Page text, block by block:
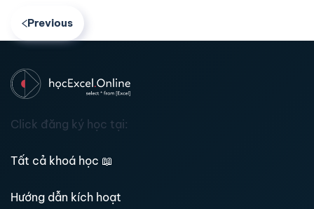
Previous
Click đăng ký học tại:
Tất cả khoá học 📖
Hướng dẫn kích hoạt